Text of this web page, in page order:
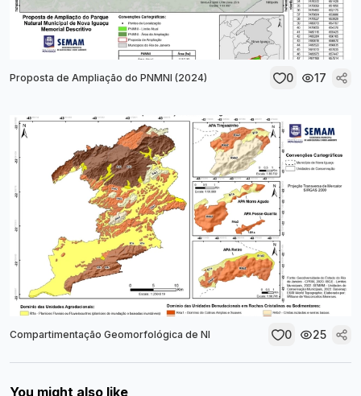
Proposta de Ampliação do PNMNI (2024) 0 17
Compartimentação Geomorfológica de NI 0 25
You might also like